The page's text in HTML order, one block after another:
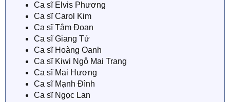
Ca sĩ Elvis Phương
Ca sĩ Carol Kim
Ca sĩ Tâm Đoan
Ca sĩ Giang Tử
Ca sĩ Hoàng Oanh
Ca sĩ Kiwi Ngô Mai Trang
Ca sĩ Mai Hương
Ca sĩ Mạnh Đình
Ca sĩ Ngọc Lan